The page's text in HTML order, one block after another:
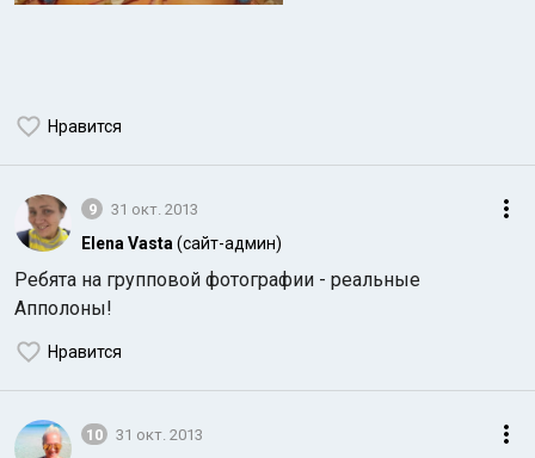
Нравится
9 31 окт. 2013
Elena Vasta (сайт-админ)
Ребята на групповой фотографии - реальные
Апполоны!
Нравится
10 31 окт. 2013